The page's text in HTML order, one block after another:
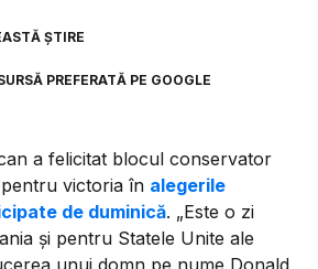
ȘTIRE
PREFERATĂ PE GOOGLE
a felicitat blocul conservator
victoria în alegerile
de duminică. „Este o zi
și pentru Statele Unite ale